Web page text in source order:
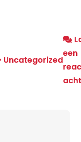
Uncategorized
een